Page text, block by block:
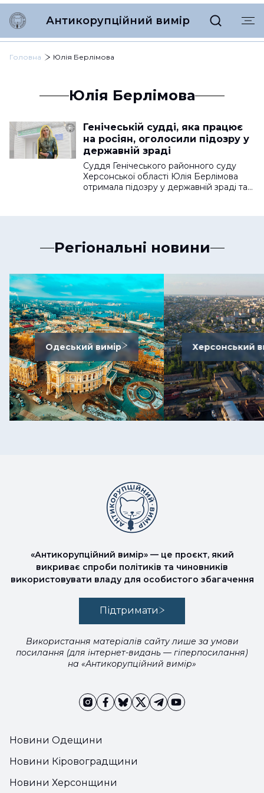
Антикорупційний вимір
Головна Юлія Берлімова
Юлія Берлімова
Генічеській судді, яка працює
на росіян, оголосили підозру у
державній зраді
Суддя Генічеського районного суду
Херсонської області Юлія Берлімова
отримала підозру у державній зраді та…
Регіональні новини
Одеський вимір Херсонський
Новини Одещини
Новини Кіровоградщини
Новини Херсонщини
«Антикорупційний вимір» — це проєкт, який
викриває спроби політиків та чиновників
використовувати владу для особистого збагачення
Підтримати
Використання матеріалів сайту лише за умови
посилання (для інтернет-видань — гіперпосилання)
на «Антикорупційний вимір»